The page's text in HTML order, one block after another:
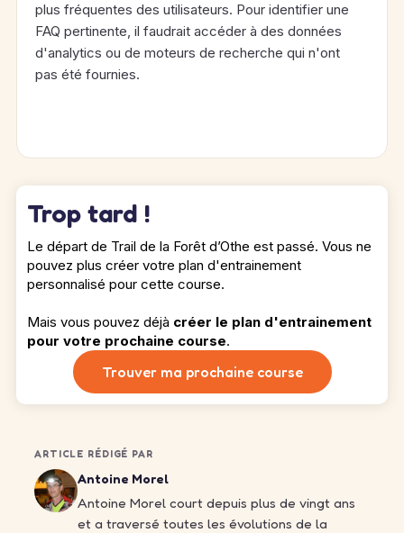
plus fréquentes des utilisateurs. Pour identifier une
FAQ pertinente, il faudrait accéder à des données
d'analytics ou de moteurs de recherche qui n'ont
pas été fournies.
Trop tard !
Le départ de Trail de la Forêt d’Othe est passé. Vous ne
pouvez plus créer votre plan d'entrainement
personnalisé pour cette course.
Mais vous pouvez déjà créer le plan d'entrainement
pour votre prochaine course.
Trouver ma prochaine course
ARTICLE RÉDIGÉ PAR
Antoine Morel
Antoine Morel court depuis plus de vingt ans
et a traversé toutes les évolutions de la